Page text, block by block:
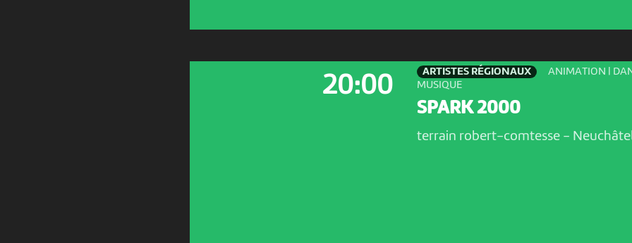
20:00
ARTISTES RÉGIONAUX
ANIMATION |
MUSIQUE
SPARK 2000
terrain robert-comtesse -